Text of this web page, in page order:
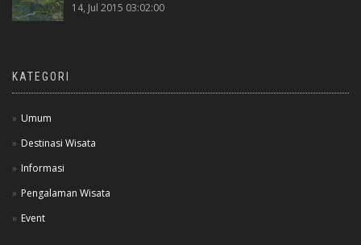
14, Jul 2015 03:02:00
KATEGORI
Umum
Destinasi Wisata
Informasi
Pengalaman Wisata
Event